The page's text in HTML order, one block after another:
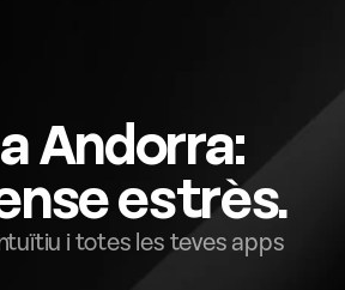
Andorra:
estrès.
i totes les teves apps